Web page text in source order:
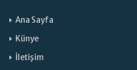
Ana Sayfa
Künye
İletişim